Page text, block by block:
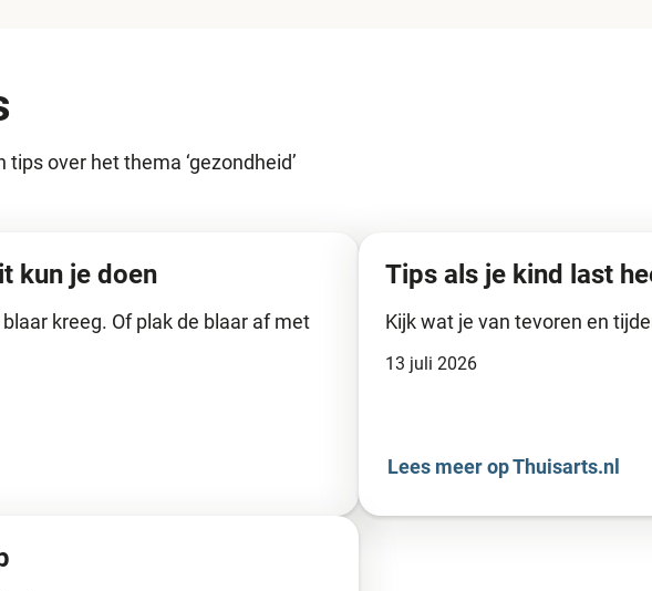
over het thema ‘gezondheid’
kun je doen
kreeg. Of plak de blaar af met
Tips als je kind last
13 juli 2026
Kijk wat je van tevoren en
Lees meer op Thuisarts.nl